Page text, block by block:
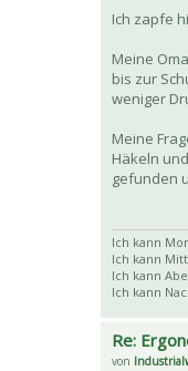
Ich zapfe
Meine
bis zur
weniger
Meine
Häkeln
gefunden
Ich kann
Ich kann
Ich kann
Ich kann
Re:
von